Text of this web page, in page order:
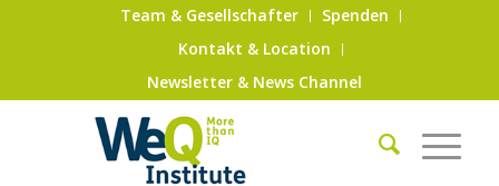
Team & Gesellschafter
Spenden
Kontakt & Location
Newsletter & News Channel